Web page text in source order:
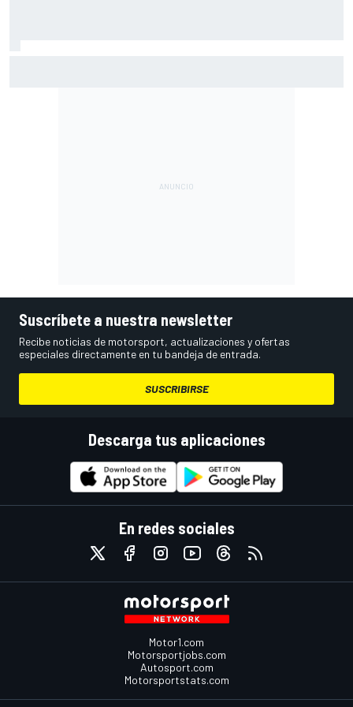
Suscríbete a nuestra newsletter
Recibe noticias de motorsport, actualizaciones y ofertas
especiales directamente en tu bandeja de entrada.
SUSCRIBIRSE
Descarga tus aplicaciones
En redes sociales
Motor1.com
Motorsportjobs.com
Autosport.com
Motorsportstats.com